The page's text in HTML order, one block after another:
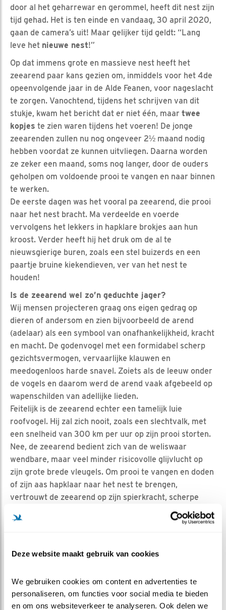
Deze website maakt gebruik van cookies
We gebruiken cookies om content en advertenties te
personaliseren, om functies voor social media te bieden
en om ons websiteverkeer te analyseren. Ook delen we
door al het geharrewar en gerommel, heeft dit nest zijn
tijd gehad. Het is ten einde en vandaag, 30 april 2020,
gaan de camera’s uit! Maar gelijker tijd geldt: “Lang
leve het nieuwe nest!”
Op dat immens grote en massieve nest heeft het
zeearend paar kans gezien om, inmiddels voor het 4de
opeenvolgende jaar in de Alde Feanen, voor nageslacht
te zorgen. Vanochtend, tijdens het schrijven van dit
stukje, kwam het bericht dat er niet één, maar twee
kopjes te zien waren tijdens het voeren! De jonge
zeearenden zullen nu nog ongeveer 2½ maand nodig
hebben voordat ze kunnen uitvliegen. Daarna worden
ze zeker een maand, soms nog langer, door de ouders
geholpen om voldoende prooi te vangen en naar binnen
te werken.
De eerste dagen was het vooral pa zeearend, die prooi
naar het nest bracht. Ma verdeelde en voerde
vervolgens het lekkers in hapklare brokjes aan hun
kroost. Verder heeft hij het druk om de al te
nieuwsgierige buren, zoals een stel buizerds en een
paartje bruine kiekendieven, ver van het nest te
houden!
Is de zeearend wel zo’n geduchte jager?
Wij mensen projecteren graag ons eigen gedrag op
dieren of andersom en zien bijvoorbeeld de arend
(adelaar) als een symbool van onafhankelijkheid, kracht
en macht. De godenvogel met een formidabel scherp
gezichtsvermogen, vervaarlijke klauwen en
meedogenloos harde snavel. Zoiets als de leeuw onder
de vogels en daarom werd de arend vaak afgebeeld op
wapenschilden van adellijke lieden.
Feitelijk is de zeearend echter een tamelijk luie
roofvogel. Hij zal zich nooit, zoals een slechtvalk, met
een snelheid van 300 km per uur op zijn prooi storten.
Nee, de zeearend bedient zich van de weliswaar
wendbare, maar veel minder risicovolle glijvlucht op
zijn grote brede vleugels. Om prooi te vangen en doden
of zijn aas hapklaar naar het nest te brengen,
vertrouwt de zeearend op zijn spierkracht, scherpe
In de eerste weken van dit seizoen zagen we op de
territorium niet zo onverschrokken verdedigde als de
zeearend een watje is, want dat is zeker niet het geval.
Wel blijft het opmerkelijk dat de machtigen der aarde
van weleer, deze aas en kadaverliefhebber zo graag